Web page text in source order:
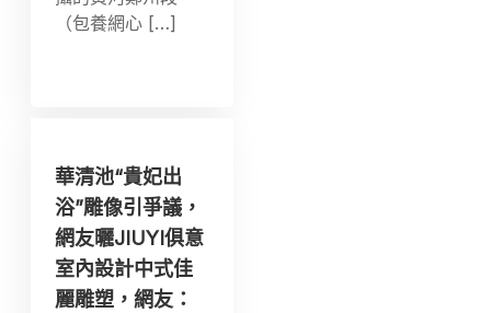
（包養網心 […]
華清池“貴妃出
浴”雕像引爭議，
網友曬JIUYI俱意
室內設計中式佳
麗雕塑，網友：